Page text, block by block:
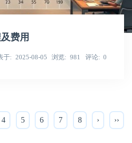
费用
于 2025-08-05 浏览 981 评论 0
4 5 6 7 8 › ››